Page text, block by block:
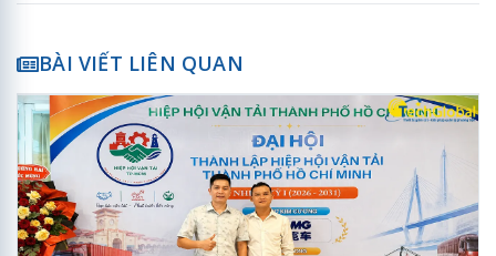
BÀI VIẾT LIÊN QUAN